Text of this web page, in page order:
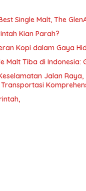
Single Malt, The
Kian Parah?
Kopi dalam Gaya
Malt Tiba di Indonesia:
Jalan